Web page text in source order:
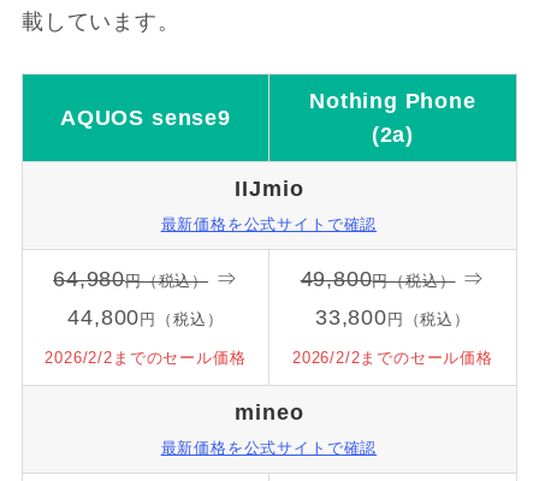
載しています。
AQUOS sense9
Nothing Phone
(2a)
IIJmio
最新価格を公式サイトで確認
64,980円（税込） ⇒
44,800 円（税込）
2026/2/2までのセール価格
49,800円（税込）⇒
33,800 円（税込）
2026/2/2までのセール価格
mineo
最新価格を公式サイトで確認